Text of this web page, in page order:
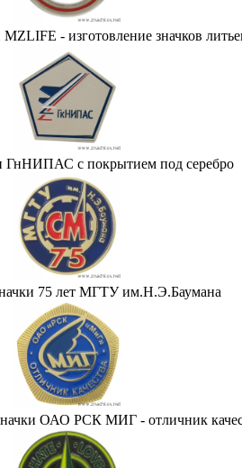
- изготовление значков
ГнНИПАС с покрытием под серебро
75 лет МГТУ им.Н.Э.Баумана
ОАО РСК МИГ - отличник